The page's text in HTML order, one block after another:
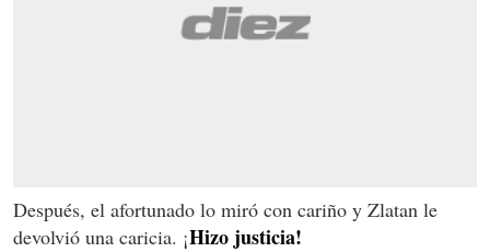
Después, el afortunado lo miró con cariño y Zlatan le
devolvió una caricia. ¡Hizo justicia!